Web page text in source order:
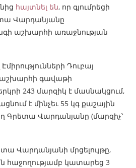
հայտնել են, որ գյումրեցի
Վարդանյանը
աշխարհի առաջնության
Դուբայ
գավաթի
243 մարզիկ է մասնակցում,
է մինչեւ 55 կգ քաշային
Գրետա Վարդանյանը (մարզիչ՝
Վարդանյանի մրցելույթը,
հաջողությամբ կատարեց 3